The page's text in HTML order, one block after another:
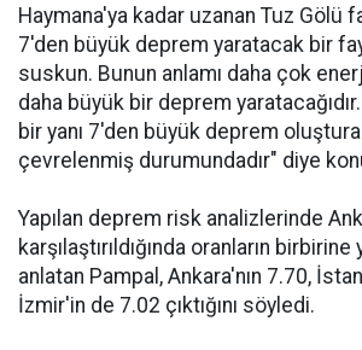
Haymana'ya kadar uzanan Tuz Gölü
7'den büyük deprem yaratacak bir
suskun. Bunun anlamı daha çok
daha büyük bir deprem
bir yanı 7'den büyük deprem
çevrelenmiş durumundadır" diye
Yapılan deprem risk analizlerinde
karşılaştırıldığında oranların birbirine
anlatan Pampal, Ankara'nın 7.70,
İzmir'in de 7.02 çıktığını söyledi.